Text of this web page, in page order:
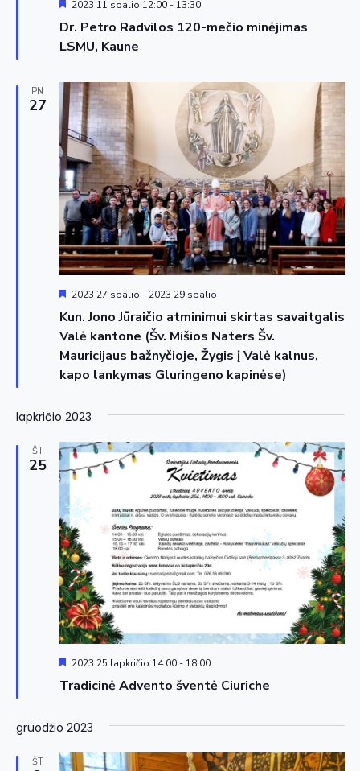
Dr. Petro Radvilos 120-mečio minėjimas
LSMU, Kaune
Siūloma
2023 11 spalio 12:00- 13:30
PN
27
Kun. Jono Jūraičio atminimui skirtas savaitgalis
Valė kantone (Šv. Mišios Naters Šv.
Mauricijaus bažnyčioje, Žygis į Valė kalnus,
kapo lankymas Gluringeno kapinėse)
Siūloma
2023 27 spalio - 2023 29 spalio
lapkričio 2023
ŠT
25
Tradicinė Advento šventė Ciuriche
Siūloma
2023 25 lapkričio 14:00- 18:00
gruodžio 2023
ŠT